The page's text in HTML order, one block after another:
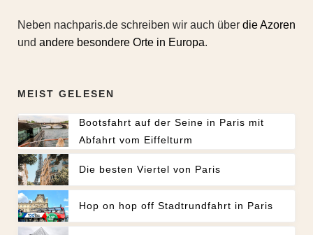
Neben nachparis.de schreiben wir auch über die Azoren
und andere besondere Orte in Europa.
MEIST GELESEN
Bootsfahrt auf der Seine in Paris mit
Abfahrt vom Eiffelturm
Die besten Viertel von Paris
Hop on hop off Stadtrundfahrt in Paris